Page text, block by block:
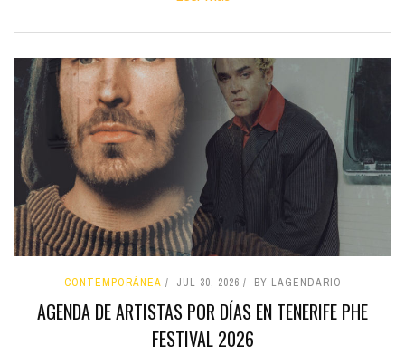
CONTEMPORÁNEA JUL 30, 2026 BY LAGENDARIO
AGENDA DE ARTISTAS POR DÍAS EN TENERIFE PHE
FESTIVAL 2026